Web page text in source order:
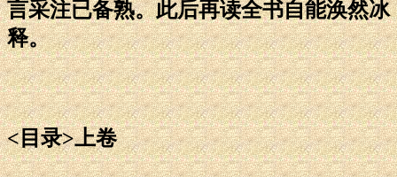
言采注已备熟。此后再读全书自能涣然冰
释。
<目录>上卷